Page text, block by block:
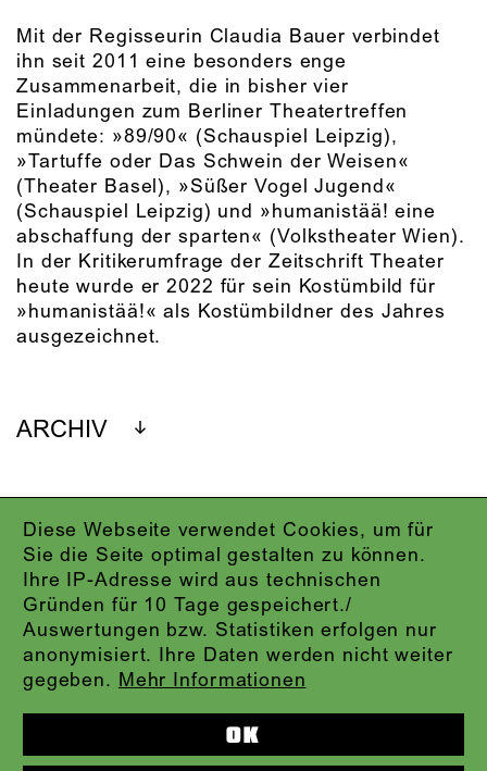
Diese Webseite verwendet Cookies, um für
Sie die Seite optimal gestalten zu können.
Ihre IP-Adresse wird aus technischen
Gründen für 10 Tage gespeichert./
Auswertungen bzw. Statistiken erfolgen nur
anonymisiert. Ihre Daten werden nicht weiter
gegeben. Mehr Informationen
OK
Mit der Regisseurin Claudia Bauer verbindet
ihn seit 2011 eine besonders enge
Zusammenarbeit, die in bisher vier
Einladungen zum Berliner Theatertreffen
mündete: »89/90« (Schauspiel Leipzig),
»Tartuffe oder Das Schwein der Weisen«
(Theater Basel), »Süßer Vogel Jugend«
(Schauspiel Leipzig) und »humanistää! eine
abschaffung der sparten« (Volkstheater Wien).
In der Kritikerumfrage der Zeitschrift Theater
heute wurde er 2022 für sein Kostümbild für
»humanistää!« als Kostümbildner des Jahres
ausgezeichnet.
ARCHIV
IMPRESSUM
DATENSCHUTZ
AGB
KONTAKT
ABO-LOGIN
PRESSE
KARTENTELEFON:069.212.49.49.4